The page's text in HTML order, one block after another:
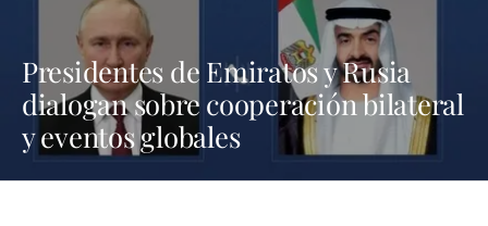
Presidentes de Emiratos y Rusia
dialogan sobre cooperación bilateral
y eventos globales